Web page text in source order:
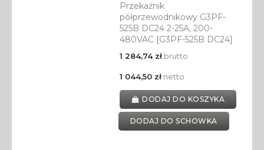
Przekaźnik
półprzewodnikowy G3PF-
525B DC24 2-25A, 200-
480VAC [G3PF-525B DC24]
1 284,74 złbrutto
1 044,50 złnetto
DODAJ DO KOSZYKA
DODAJ DO SCHOWKA